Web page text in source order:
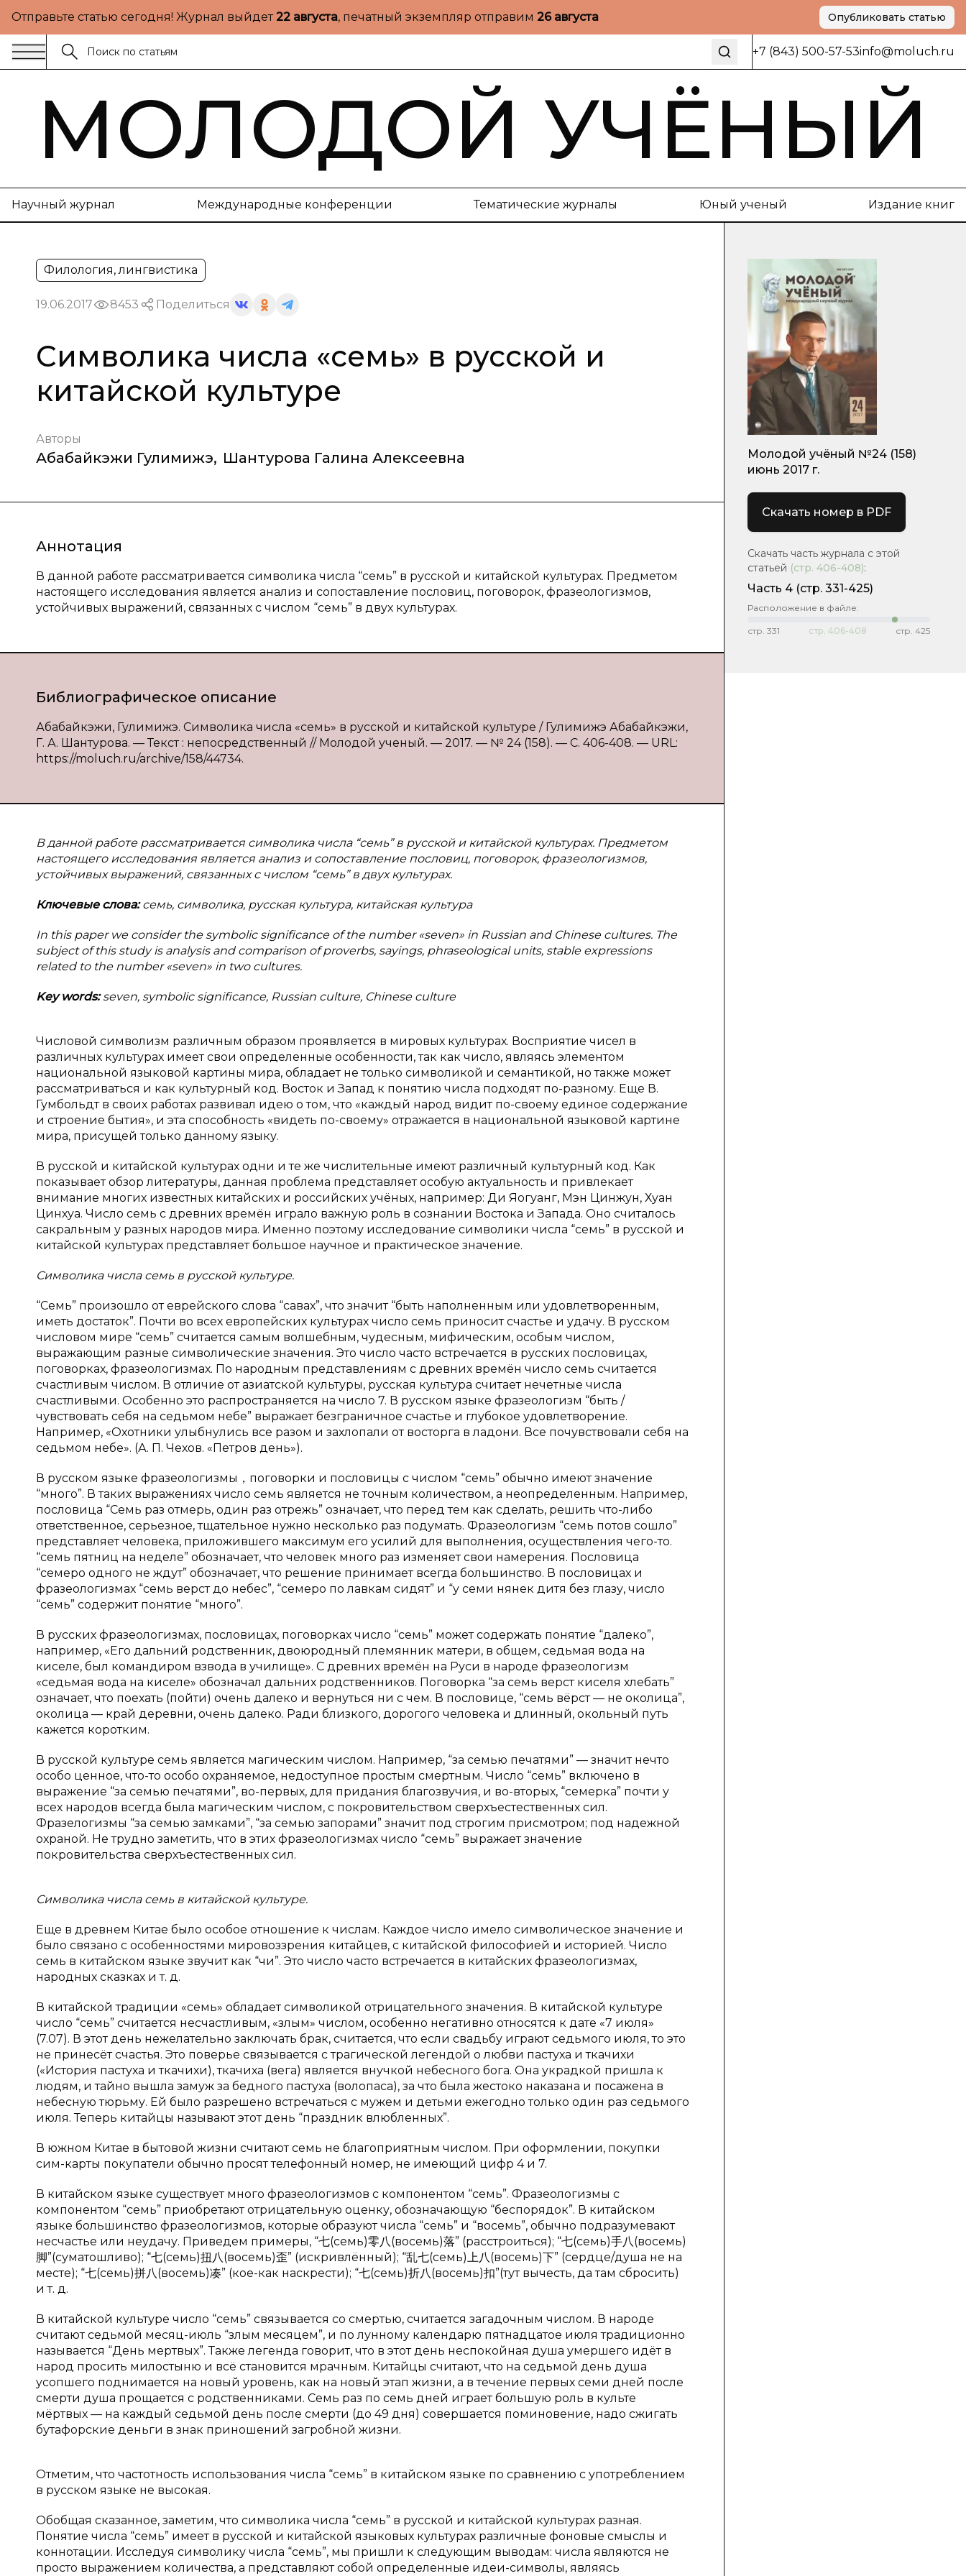
Отправьте статью сегодня! Журнал выйдет22 августа, печатный экземпляр отправим 26 августа Опубликовать статью
+7 (843) 500-57-53info@moluch.ru
МОЛОДОЙ УЧЁНЫЙ
Научный журнал Международные конференции Тематические журналы Юный ученый Издание книг
Филология, лингвистика
19.06.2017 8453 Поделиться
Символика числа «семь» в русской и
китайской культуре
Авторы
Абабайкэжи Гулимижэ, Шантурова Галина Алексеевна
Аннотация
В данной работе рассматривается символика числа “семь” в русской и китайской культурах. Предметом
настоящего исследования является анализ и сопоставление пословиц, поговорок, фразеологизмов,
устойчивых выражений, связанных с числом “семь” в двух культурах.
Библиографическое описание
Абабайкэжи, Гулимижэ. Символика числа «семь» в русской и китайской культуре / Гулимижэ Абабайкэжи,
Г. А. Шантурова. — Текст : непосредственный // Молодой ученый. — 2017. — № 24 (158). — С. 406-408. — URL:
https://moluch.ru/archive/158/44734.
В данной работе рассматривается символика числа “семь” в русской и китайской культурах. Предметом
настоящего исследования является анализ и сопоставление пословиц, поговорок, фразеологизмов,
устойчивых выражений, связанных с числом “семь” в двух культурах.
Ключевые слова:семь, символика, русская культура, китайская культура
In this paper we consider the symbolic significance of the number «seven» in Russian and Chinese cultures. The
subject of this study is analysis and comparison of proverbs, sayings, phraseological units, stable expressions
related to the number «seven» in two cultures.
Key words:seven, symbolic significance, Russian culture, Chinese culture
Числовой символизм различным образом проявляется в мировых культурах. Восприятие чисел в
различных культурах имеет свои определенные особенности, так как число, являясь элементом
национальной языковой картины мира, обладает не только символикой и семантикой, но также может
рассматриваться и как культурный код. Восток и Запад к понятию числа подходят по-разному. Еще В.
Гумбольдт в своих работах развивал идею о том, что «каждый народ видит по-своему единое содержание
и строение бытия», и эта способность «видеть по-своему» отражается в национальной языковой картине
мира, присущей только данному языку.
В русской и китайской культурах одни и те же числительные имеют различный культурный код. Как
показывает обзор литературы, данная проблема представляет особую актуальность и привлекает
внимание многих известных китайских и российских учёных, например: Ди Яогуанг, Мэн Цинжун, Хуан
Цинхуа. Число семь с древних времён играло важную роль в сознании Востока и Запада. Оно считалось
сакральным у разных народов мира. Именно поэтому исследование символики числа “семь” в русской и
китайской культурах представляет большое научное и практическое значение.
Символика числа семь в русской культуре.
“Семь” произошло от еврейского слова “савах”, что значит “быть наполненным или удовлетворенным,
иметь достаток”. Почти во всех европейских культурах число семь приносит счастье и удачу. В русском
числовом мире “семь” считается самым волшебным, чудесным, мифическим, особым числом,
выражающим разные символические значения. Это число часто встречается в русских пословицах,
поговорках, фразеологизмах. По народным представлениям с древних времён число семь считается
счастливым числом. В отличие от азиатской культуры, русская культура считает нечетные числа
счастливыми. Особенно это распространяется на число 7. В русском языке фразеологизм “быть /
чувствовать себя на седьмом небе” выражает безграничное счастье и глубокое удовлетворение.
Например, «Охотники улыбнулись все разом и захлопали от восторга в ладони. Все почувствовали себя на
седьмом небе». (А. П. Чехов. «Петров день»).
В русском языке фразеологизмы，поговорки и пословицы с числом “семь” обычно имеют значение
“много”. В таких выражениях число семь является не точным количеством, а неопределенным. Например,
пословица “Семь раз отмерь, один раз отрежь” означает, что перед тем как сделать, решить что-либо
ответственное, серьезное, тщательное нужно несколько раз подумать. Фразеологизм “семь потов сошло”
представляет человека, приложившего максимум его усилий для выполнения, осуществления чего-то.
“семь пятниц на неделе” обозначает, что человек много раз изменяет свои намерения. Пословица
“семеро одного не ждут” обозначает, что решение принимает всегда большинство. В пословицах и
фразеологизмах “семь верст до небес”, “семеро по лавкам сидят” и “у семи нянек дитя без глазу, число
“семь” содержит понятие “много”.
В русских фразеологизмах, пословицах, поговорках число “семь” может содержать понятие “далеко”,
например, «Его дальний родственник, двоюродный племянник матери, в общем, седьмая вода на
киселе, был командиром взвода в училище». С древних времён на Руси в народе фразеологизм
«седьмая вода на киселе» обозначал дальних родственников. Поговорка “за семь верст киселя хлебать”
означает, что поехать (пойти) очень далеко и вернуться ни с чем. В пословице, “семь вёрст — не околица”,
околица — край деревни, очень далеко. Ради близкого, дорогого человека и длинный, окольный путь
кажется коротким.
В русской культуре семь является магическим числом. Например, “за семью печатями” — значит нечто
особо ценное, что-то особо охраняемое, недоступное простым смертным. Число “семь” включено в
выражение “за семью печатями”, во-первых, для придания благозвучия, и во-вторых, “семерка” почти у
всех народов всегда была магическим числом, с покровительством сверхъестественных сил.
Фразелогизмы “за семью замками”, “за семью запорами” значит под строгим присмотром; под надежной
охраной. Не трудно заметить, что в этих фразеологизмах число “семь” выражает значение
покровительства сверхъестественных сил.
Символика числа семь в китайской культуре.
Еще в древнем Китае было особое отношение к числам. Каждое число имело символическое значение и
было связано с особенностями мировоззрения китайцев, с китайской философией и историей. Число
семь в китайском языке звучит как “чи”. Это число часто встречается в китайских фразеологизмах,
народных сказках и т. д.
В китайской традиции «семь» обладает символикой отрицательного значения. В китайской культуре
число “семь” считается несчастливым, «злым» числом, особенно негативно относятся к дате «7 июля»
(7.07). В этот день нежелательно заключать брак, считается, что если свадьбу играют седьмого июля, то это
не принесёт счастья. Это поверье связывается с трагической легендой о любви пастуха и ткачихи
(«История пастуха и ткачихи), ткачиха (вега) является внучкой небесного бога. Она украдкой пришла к
людям, и тайно вышла замуж за бедного пастуха (волопаса), за что была жестоко наказана и посажена в
небесную тюрьму. Ей было разрешено встречаться с мужем и детьми ежегодно только один раз седьмого
июля. Теперь китайцы называют этот день “праздник влюбленных”.
В южном Китае в бытовой жизни считают семь не благоприятным числом. При оформлении, покупки
сим-карты покупатели обычно просят телефонный номер, не имеющий цифр 4 и 7.
В китайском языке существует много фразеологизмов с компонентом “семь”. Фразеологизмы с
компонентом “семь” приобретают отрицательную оценку, обозначающую “беспорядок”. В китайском
языке большинство фразеологизмов, которые образуют числа “семь” и “восемь”, обычно подразумевают
несчастье или неудачу. Приведем примеры, “七(семь)零八(восемь)落” (расстроиться); “七(семь)手八(восемь)
脚”(суматошливо); “七(семь)扭八(восемь)歪” (искривлённый); “乱七(семь)上八(восемь)下” (сердце/душа не на
месте); “七(семь)拼八(восемь)凑” (кое-как наскрести); “七(семь)折八(восемь)扣”(тут вычесть, да там сбросить)
и т. д.
В китайской культуре число “семь” связывается со смертью, считается загадочным числом. В народе
считают седьмой месяц-июль “злым месяцем”, и по лунному календарю пятнадцатое июля традиционно
называется “День мертвых”. Также легенда говорит, что в этот день неспокойная душа умершего идёт в
народ просить милостыню и всё становится мрачным. Китайцы считают, что на седьмой день душа
усопшего поднимается на новый уровень, как на новый этап жизни, а в течение первых семи дней после
смерти душа прощается с родственниками. Семь раз по семь дней играет большую роль в культе
мёртвых — на каждый седьмой день после смерти (до 49 дня) совершается поминовение, надо сжигать
бутафорские деньги в знак приношений загробной жизни.
Отметим, что частотность использования числа “семь” в китайском языке по сравнению с употреблением
в русском языке не высокая.
Обобщая сказанное, заметим, что символика числа “семь” в русской и китайской культурах разная.
Понятие числа “семь” имеет в русской и китайской языковых культурах различные фоновые смыслы и
коннотации. Исследуя символику числа “семь”, мы пришли к следующим выводам: числа являются не
просто выражением количества, а представляют собой определенные идеи-символы, являясь
Молодой учёный №24 (158)
июнь 2017 г.
Скачать номер в PDF
Скачать часть журнала с этой
статьей (стр. 406-408):
Часть 4 (cтр. 331-425)
Расположение в файле:
стр. 331 стр. 406-408 стр. 425